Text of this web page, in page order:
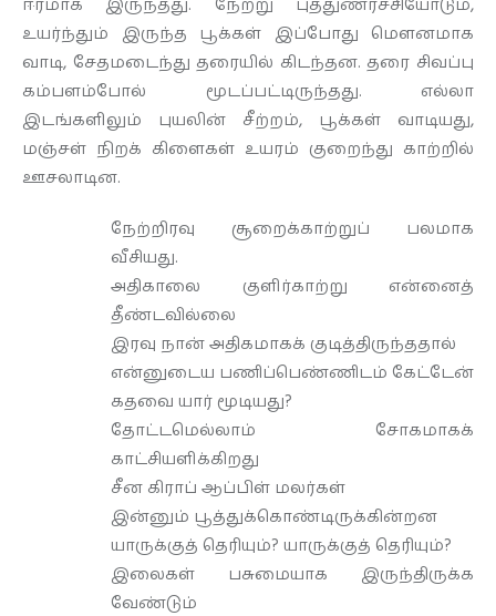
ஈரமாக இருந்தது. நேற்று புத்துணர்ச்சியோடும்,
உயர்ந்தும் இருந்த பூக்கள் இப்போது மௌனமாக
வாடி, சேதமடைந்து தரையில் கிடந்தன. தரை சிவப்பு
கம்பளம்போல் மூடப்பட்டிருந்தது. எல்லா
இடங்களிலும் புயலின் சீற்றம், பூக்கள் வாடியது,
மஞ்சள் நிறக் கிளைகள் உயரம் குறைந்து காற்றில்
ஊசலாடின.
நேற்றிரவு சூறைக்காற்றுப் பலமாக
வீசியது.
அதிகாலை குளிர்காற்று என்னைத்
தீண்டவில்லை
இரவு நான் அதிகமாகக் குடித்திருந்ததால்
என்னுடைய பணிப்பெண்ணிடம் கேட்டேன்
கதவை யார் மூடியது?
தோட்டமெல்லாம் சோகமாகக்
காட்சியளிக்கிறது
சீன கிராப் ஆப்பிள் மலர்கள்
இன்னும் பூத்துக்கொண்டிருக்கின்றன
யாருக்குத் தெரியும்? யாருக்குத் தெரியும்?
இலைகள் பசுமையாக இருந்திருக்க
வேண்டும்